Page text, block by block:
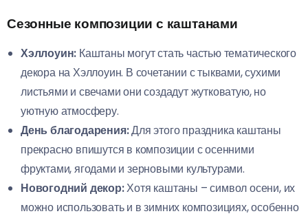
Сезонные композиции с каштанами
Хэллоуин: Каштаны могут стать частью тематического
декора на Хэллоуин. В сочетании с тыквами, сухими
листьями и свечами они создадут жутковатую, но
уютную атмосферу.
День благодарения:Для этого праздника каштаны
прекрасно впишутся в композиции с осенними
фруктами, ягодами и зерновыми культурами.
Новогодний декор:Хотя каштаны – символ осени, их
можно использовать и в зимних композициях, особенно